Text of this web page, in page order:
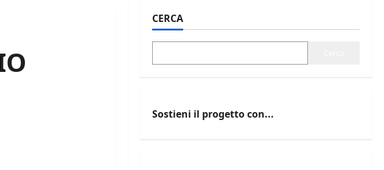
CERCA
Sostieni il progetto con...